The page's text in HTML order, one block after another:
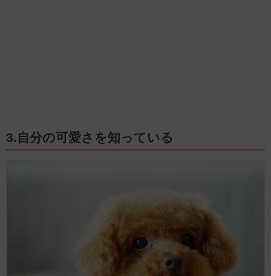
3.自分の可愛さを知っている